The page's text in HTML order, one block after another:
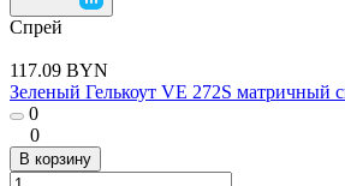
Спрей
117.09 BYN
Зеленый Гелькоут VE 272S матричный
0
0
В корзину